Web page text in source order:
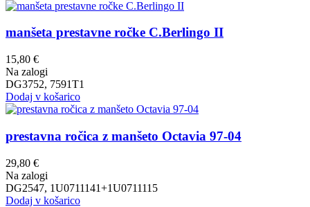
manšeta prestavne ročke C.Berlingo II
15,80 €
Na zalogi
DG3752, 7591T1
Dodaj v košarico
prestavna ročica z manšeto Octavia 97-04
29,80 €
Na zalogi
DG2547, 1U0711141+1U0711115
Dodaj v košarico